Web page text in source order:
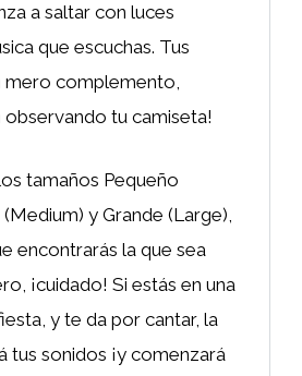
a saltar con luces
que escuchas. Tus
mero complemento,
observando tu camiseta!
tamaños Pequeño
y Grande (Large),
encontrarás la que sea
¡cuidado! Si estás en una
y te da por cantar, la
tus sonidos ¡y comenzará